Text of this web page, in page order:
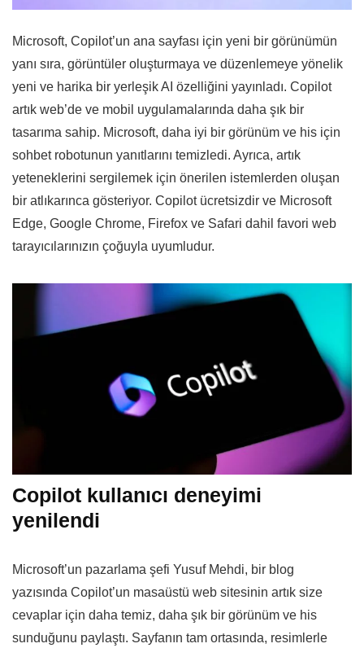
Microsoft, Copilot’un ana sayfası için yeni bir görünümün
yanı sıra, görüntüler oluşturmaya ve düzenlemeye yönelik
yeni ve harika bir yerleşik AI özelliğini yayınladı. Copilot
artık web’de ve mobil uygulamalarında daha şık bir
tasarıma sahip. Microsoft, daha iyi bir görünüm ve his için
sohbet robotunun yanıtlarını temizledi. Ayrıca, artık
yeteneklerini sergilemek için önerilen istemlerden oluşan
bir atlıkarınca gösteriyor. Copilot ücretsizdir ve Microsoft
Edge, Google Chrome, Firefox ve Safari dahil favori web
tarayıcılarınızın çoğuyla uyumludur.
Copilot kullanıcı deneyimi
yenilendi
Microsoft’un pazarlama şefi Yusuf Mehdi, bir blog
yazısında Copilot’un masaüstü web sitesinin artık size
cevaplar için daha temiz, daha şık bir görünüm ve his
sunduğunu paylaştı. Sayfanın tam ortasında, resimlerle